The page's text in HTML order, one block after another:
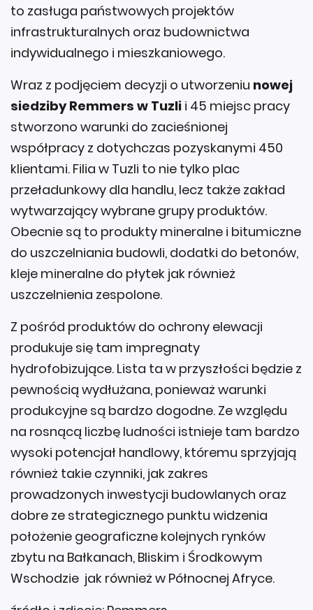
to zasługa państwowych projektów
infrastrukturalnych oraz budownictwa
indywidualnego i mieszkaniowego.
Wraz z podjęciem decyzji o utworzeniu nowej
siedziby Remmers w Tuzli i 45 miejsc pracy
stworzono warunki do zacieśnionej
współpracy z dotychczas pozyskanymi 450
klientami. Filia w Tuzli to nie tylko plac
przeładunkowy dla handlu, lecz także zakład
wytwarzający wybrane grupy produktów.
Obecnie są to produkty mineralne i bitumiczne
do uszczelniania budowli, dodatki do betonów,
kleje mineralne do płytek jak również
uszczelnienia zespolone.
Z pośród produktów do ochrony elewacji
produkuje się tam impregnaty
hydrofobizujące. Lista ta w przyszłości będzie z
pewnością wydłużana, ponieważ warunki
produkcyjne są bardzo dogodne. Ze względu
na rosnącą liczbę ludności istnieje tam bardzo
wysoki potencjał handlowy, któremu sprzyjają
również takie czynniki, jak zakres
prowadzonych inwestycji budowlanych oraz
dobre ze strategicznego punktu widzenia
położenie geograficzne kolejnych rynków
zbytu na Bałkanach, Bliskim i Środkowym
Wschodzie jak również w Północnej Afryce.